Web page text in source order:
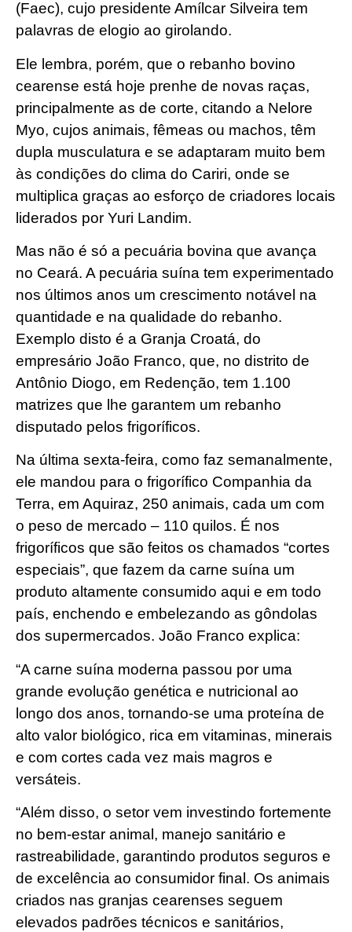
(Faec), cujo presidente Amílcar Silveira tem
palavras de elogio ao girolando.
Ele lembra, porém, que o rebanho bovino
cearense está hoje prenhe de novas raças,
principalmente as de corte, citando a Nelore
Myo, cujos animais, fêmeas ou machos, têm
dupla musculatura e se adaptaram muito bem
às condições do clima do Cariri, onde se
multiplica graças ao esforço de criadores locais
liderados por Yuri Landim.
Mas não é só a pecuária bovina que avança
no Ceará. A pecuária suína tem experimentado
nos últimos anos um crescimento notável na
quantidade e na qualidade do rebanho.
Exemplo disto é a Granja Croatá, do
empresário João Franco, que, no distrito de
Antônio Diogo, em Redenção, tem 1.100
matrizes que lhe garantem um rebanho
disputado pelos frigoríficos.
Na última sexta-feira, como faz semanalmente,
ele mandou para o frigorífico Companhia da
Terra, em Aquiraz, 250 animais, cada um com
o peso de mercado – 110 quilos. É nos
frigoríficos que são feitos os chamados “cortes
especiais”, que fazem da carne suína um
produto altamente consumido aqui e em todo
país, enchendo e embelezando as gôndolas
dos supermercados. João Franco explica:
“A carne suína moderna passou por uma
grande evolução genética e nutricional ao
longo dos anos, tornando-se uma proteína de
alto valor biológico, rica em vitaminas, minerais
e com cortes cada vez mais magros e
versáteis.
“Além disso, o setor vem investindo fortemente
no bem-estar animal, manejo sanitário e
rastreabilidade, garantindo produtos seguros e
de excelência ao consumidor final. Os animais
criados nas granjas cearenses seguem
elevados padrões técnicos e sanitários,